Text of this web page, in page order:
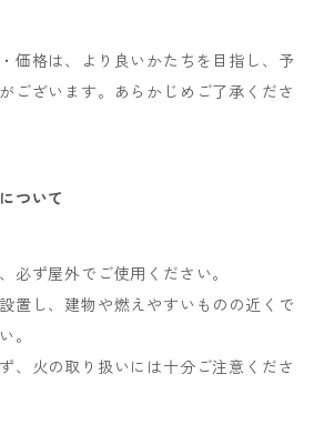
価格は、より良いかたちを目指し、予
ございます。あらかじめご了承くださ
ついて
必ず屋外でご使用ください。
置し、建物や燃えやすいものの近くで
。
、火の取り扱いには十分ご注意くださ